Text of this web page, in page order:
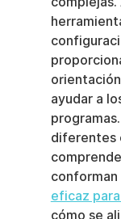
ayudar a
diferentes
conforman
eficaz
cómo se